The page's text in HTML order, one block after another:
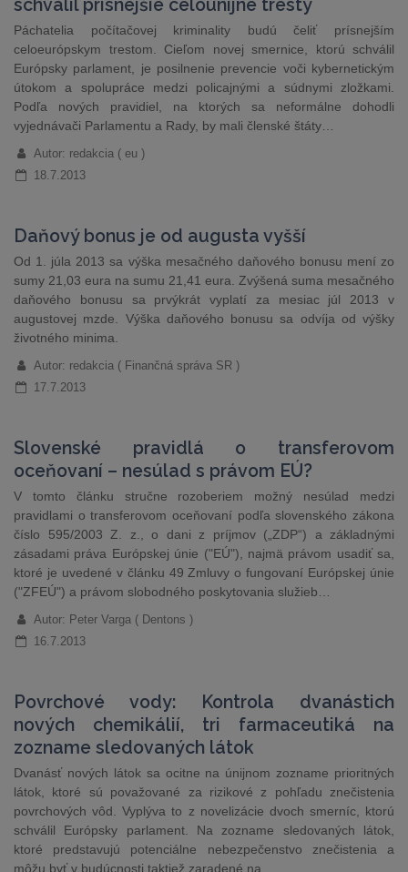
schválil prísnejšie celoúnijné tresty
Páchatelia počítačovej kriminality budú čeliť prísnejším
celoeurópskym trestom. Cieľom novej smernice, ktorú schválil
Európsky parlament, je posilnenie prevencie voči kybernetickým
útokom a spolupráce medzi policajnými a súdnymi zložkami.
Podľa nových pravidiel, na ktorých sa neformálne dohodli
vyjednávači Parlamentu a Rady, by mali členské štáty…
Autor: redakcia ( eu )
18.7.2013
Daňový bonus je od augusta vyšší
Od 1. júla 2013 sa výška mesačného daňového bonusu mení zo
sumy 21,03 eura na sumu 21,41 eura. Zvýšená suma mesačného
daňového bonusu sa prvýkrát vyplatí za mesiac júl 2013 v
augustovej mzde. Výška daňového bonusu sa odvíja od výšky
životného minima.
Autor: redakcia ( Finančná správa SR )
17.7.2013
Slovenské pravidlá o transferovom
oceňovaní – nesúlad s právom EÚ?
V tomto článku stručne rozoberiem možný nesúlad medzi
pravidlami o transferovom oceňovaní podľa slovenského zákona
číslo 595/2003 Z. z., o dani z príjmov („ZDP“) a základnými
zásadami práva Európskej únie ("EÚ"), najmä právom usadiť sa,
ktoré je uvedené v článku 49 Zmluvy o fungovaní Európskej únie
("ZFEÚ") a právom slobodného poskytovania služieb…
Autor: Peter Varga ( Dentons )
16.7.2013
Povrchové vody: Kontrola dvanástich
nových chemikálií, tri farmaceutiká na
zozname sledovaných látok
Dvanásť nových látok sa ocitne na únijnom zozname prioritných
látok, ktoré sú považované za rizikové z pohľadu znečistenia
povrchových vôd. Vyplýva to z novelizácie dvoch smerníc, ktorú
schválil Európsky parlament. Na zozname sledovaných látok,
ktoré predstavujú potenciálne nebezpečenstvo znečistenia a
môžu byť v budúcnosti taktiež zaradené na…